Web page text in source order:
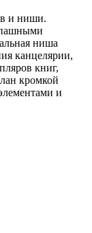
и ниши.
ниша
канцелярии,
книг,
кромкой
и